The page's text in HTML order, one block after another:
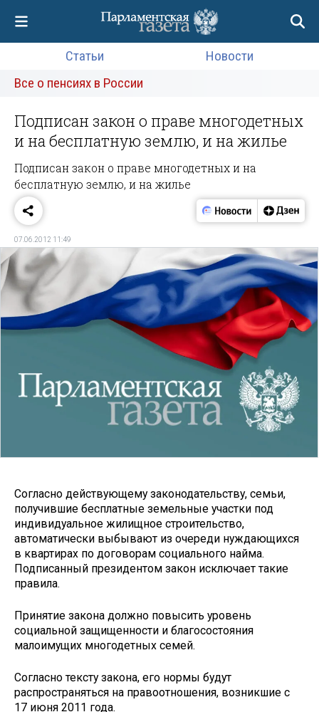
Статьи
Новости
Все о пенсиях в России
Подписан закон о праве многодетных
и на бесплатную землю, и на жилье
Подписан закон о праве многодетных и на
бесплатную землю, и на жилье
07.06.2012 11:49
Согласно действующему законодательству, семьи,
получившие бесплатные земельные участки под
индивидуальное жилищное строительство,
автоматически выбывают из очереди нуждающихся
в квартирах по договорам социального найма.
Подписанный президентом закон исключает такие
правила.
Принятие закона должно повысить уровень
социальной защищенности и благосостояния
малоимущих многодетных семей.
Согласно тексту закона, его нормы будут
распространяться на правоотношения, возникшие с
17 июня 2011 года.